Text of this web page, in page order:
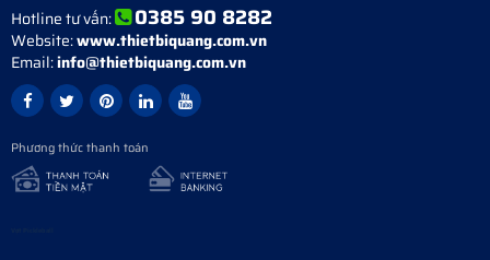
Hotline tư vấn: 0385 90 8282
Website:www.thietbiquang.com.vn
Email:info@thietbiquang.com.vn
Phương thức thanh toán